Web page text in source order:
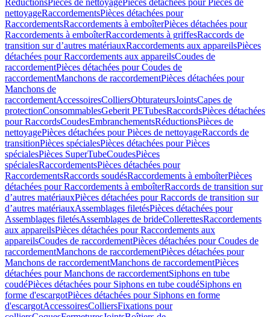
RéductionsPièces de nettoyagePièces détachées pour Pièces de
nettoyageRaccordementsPièces détachées pour
RaccordementsRaccordements à emboîterPièces détachées pour
Raccordements à emboîterRaccordements à griffesRaccords de
transition sur d’autres matériauxRaccordements aux appareilsPièces
détachées pour Raccordements aux appareilsCoudes de
raccordementPièces détachées pour Coudes de
raccordementManchons de raccordementPièces détachées pour
Manchons de
raccordementAccessoiresColliersObturateursJointsCapes de
protectionConsommablesGeberit PETubesRaccordsPièces détachées
pour RaccordsCoudesEmbranchementsRéductionsPièces de
nettoyagePièces détachées pour Pièces de nettoyageRaccords de
transitionPièces spécialesPièces détachées pour Pièces
spécialesPièces SuperTubeCoudesPièces
spécialesRaccordementsPièces détachées pour
RaccordementsRaccords soudésRaccordements à emboîterPièces
détachées pour Raccordements à emboîterRaccords de transition sur
d’autres matériauxPièces détachées pour Raccords de transition sur
d’autres matériauxAssemblages filetésPièces détachées pour
Assemblages filetésAssemblages de brideCollerettesRaccordements
aux appareilsPièces détachées pour Raccordements aux
appareilsCoudes de raccordementPièces détachées pour Coudes de
raccordementManchons de raccordementPièces détachées pour
Manchons de raccordementManchons de raccordementPièces
détachées pour Manchons de raccordementSiphons en tube
coudéPièces détachées pour Siphons en tube coudéSiphons en
forme d'escargotPièces détachées pour Siphons en forme
d'escargotAccessoiresColliersFixations pour